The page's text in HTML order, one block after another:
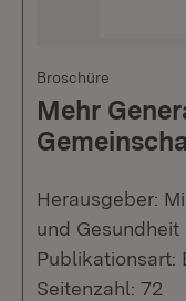
Broschüre
Mehr
Herausgeber:
und Gesundheit
Publikationsart:
Seitenzahl: 72